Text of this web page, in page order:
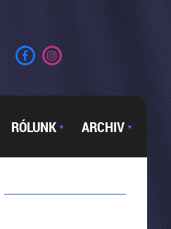
RÓLUNK ▼ ARCHIV ▼